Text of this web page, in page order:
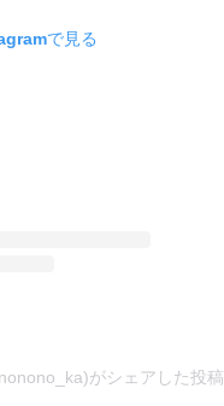
で見る
がシェアした投稿